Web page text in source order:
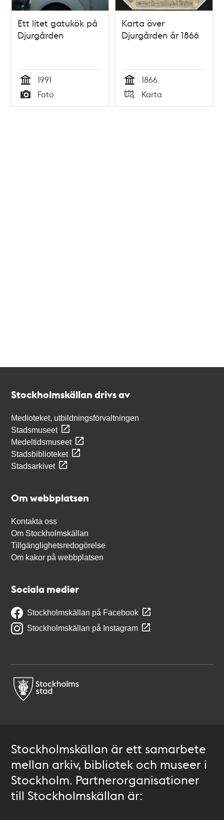
Ett litet gatukök på
Djurgården
Tid
1991
Typ
Foto
Karta över
Djurgården år 1866
Tid
1866
Typ
Karta
Stockholmskällan drivs av
Medioteket, utbildningsförvaltningen
Stadsmuseet
Medeltidsmuseet
Stadsbiblioteket
Stadsarkivet
Om webbplatsen
Kontakta oss
Om Stockholmskällan
Tillgänglighetsredogörelse
Om kakor på webbplatsen
Sociala medier
Stockholmskällan på Facebook
Stockholmskällan på Instagram
Stockholmskällan är ett samarbete
mellan arkiv, bibliotek och museer i
Stockholm. Partnerorganisationer
till Stockholmskällan är: